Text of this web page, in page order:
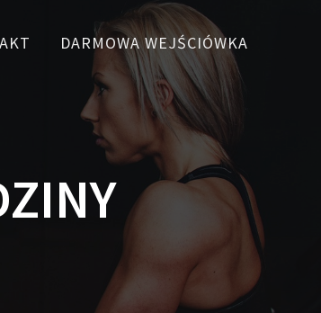
DARMOWA WEJŚCIÓWKA